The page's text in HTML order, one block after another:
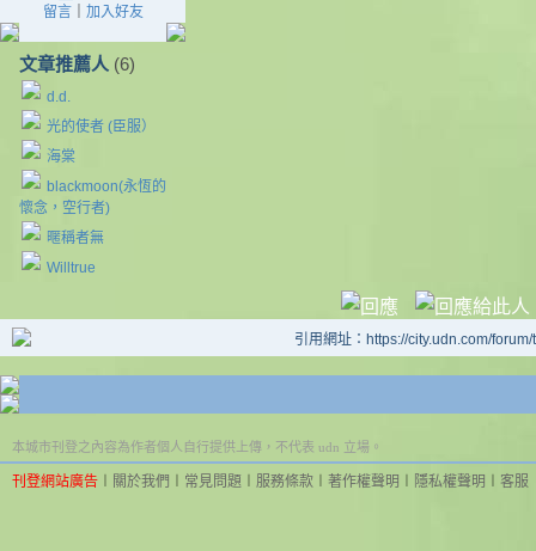
留言｜ 加入好友
文章推薦人 (6)
d.d.
光的使者 (臣服）
海棠
blackmoon(永恆的
懷念，空行者)
暱稱者無
Willtrue
引用網址：https://city.udn.com/
本城市刊登之內容為作者個人自行提供上傳，不代表 udn 立場。
刊登網站廣告 關於我們 常見問題 服務條款 著作權聲明 隱私權聲明 客服